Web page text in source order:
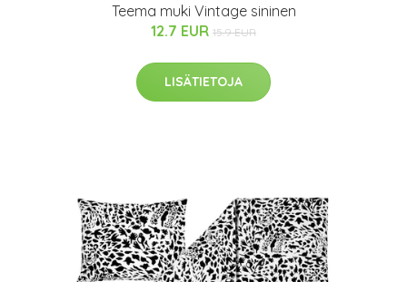
Teema muki Vintage sininen
12.7 EUR 15.9 EUR
LISÄTIETOJA